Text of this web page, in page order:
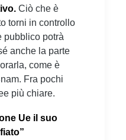
Ciò che è
torni in controllo
pubblico potrà
anche la parte
come è
Fra pochi
più chiare.
Ue il suo